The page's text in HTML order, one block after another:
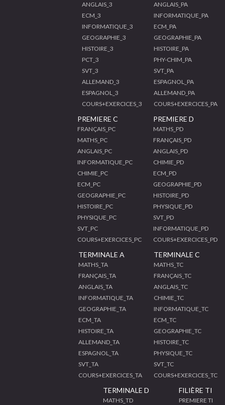
ANGLAIS_3
ECM_3
INFORMATIQUE_3
GEOGRAPHIE_3
HISTOIRE_3
PCT_3
SVT_3
ALLEMAND_3
ESPAGNOL_3
COURS+EXERCICES_3
ANGLAIS_PA
INFORMATIQUE_PA
ECM_PA
GEOGRAPHIE_PA
HISTOIRE_PA
PHY-CHIM_PA
SVT_PA
ESPAGNOL_PA
ALLEMAND_PA
COURS+EXERCICES_PA
PREMIERE C
FRANÇAIS_PC
MATHS_PC
ANGLAIS_PC
INFORMATIQUE_PC
CHIMIE_PC
ECM_PC
GEOGRAPHIE_PC
HISTOIRE_PC
PHYSIQUE_PC
SVT_PC
COURS+EXERCICES_PC
PREMIERE D
MATHS_PD
FRANÇAIS_PD
ANGLAIS_PD
CHIMIE_PD
ECM_PD
GEOGRAPHIE_PD
HISTOIRE_PD
PHYSIQUE_PD
SVT_PD
INFORMATIQUE_PD
COURS+EXERCICES_PD
TERMINALE A
MATHS_TA
FRANÇAIS_TA
ANGLAIS_TA
INFORMATIQUE_TA
GEOGRAPHIE_TA
ECM_TA
HISTOIRE_TA
ALLEMAND_TA
ESPAGNOL_TA
SVT_TA
COURS+EXERCICES_TA
TERMINALE C
MATHS_TC
FRANÇAIS_TC
ANGLAIS_TC
CHIMIE_TC
INFORMATIQUE_TC
ECM_TC
GEOGRAPHIE_TC
HISTOIRE_TC
PHYSIQUE_TC
SVT_TC
COURS+EXERCICES_TC
TERMINALE D
MATHS_TD
FILIÈRE TI
PREMIERE TI